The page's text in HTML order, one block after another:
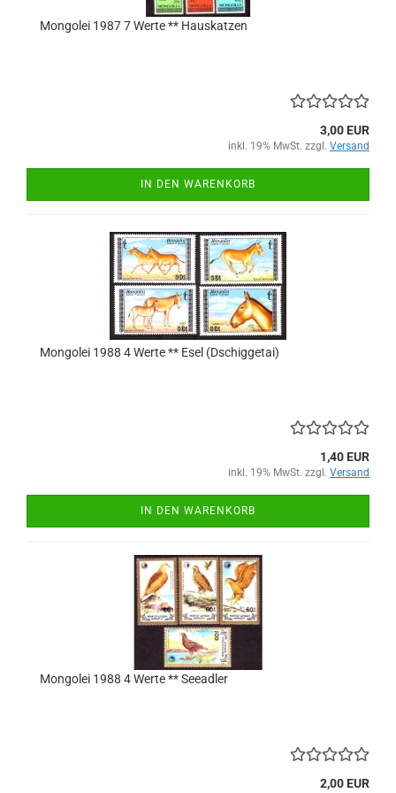
Mongolei 1987 7 Werte ** Hauskatzen
3,00 EUR
inkl. 19% MwSt. zzgl. Versand
IN DEN WARENKORB
Mongolei 1988 4 Werte ** Esel (Dschiggetai)
1,40 EUR
inkl. 19% MwSt. zzgl. Versand
IN DEN WARENKORB
Mongolei 1988 4 Werte ** Seeadler
2,00 EUR